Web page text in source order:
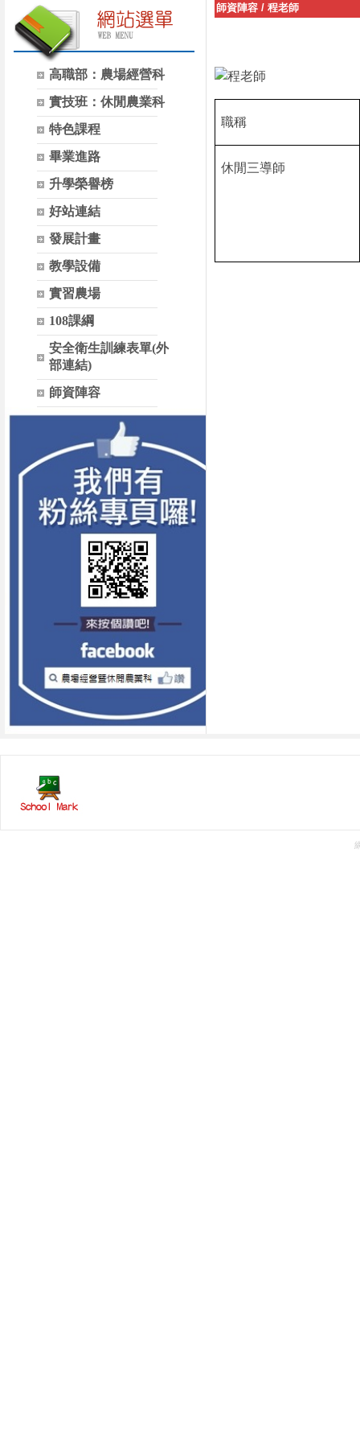
高職部：農場經營科
實技班：休閒農業科
特色課程
畢業進路
升學榮譽榜
好站連結
發展計畫
教學設備
實習農場
108課綱
安全衛生訓練表單(外
部連結)
師資陣容
師資陣容 / 程老師
職稱
休閒三導師